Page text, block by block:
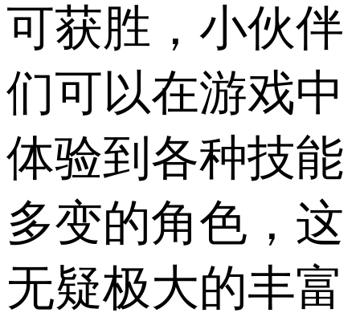
可获胜，小伙伴
们可以在游戏中
体验到各种技能
多变的角色，这
无疑极大的丰富